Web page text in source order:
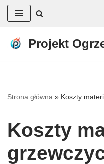
do
Projekt
Strona główna » Koszty
Koszty